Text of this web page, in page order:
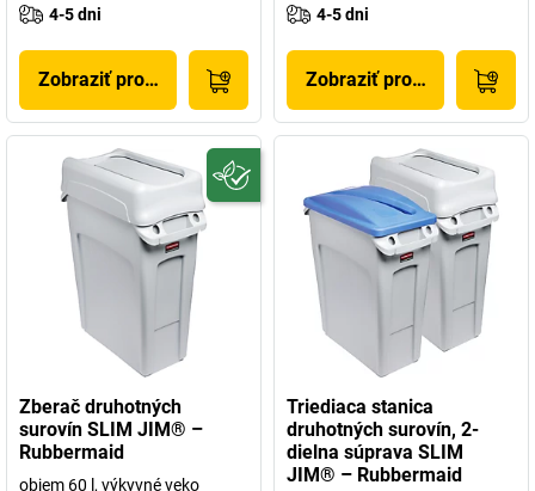
4-5 dni
Zobraziť produkt
4-5 dni
Zobraziť produkt
Zberač druhotných
surovín SLIM JIM® –
Rubbermaid
objem 60 l, výkyvné veko
Triediaca stanica
druhotných surovín, 2-
dielna súprava SLIM
JIM® – Rubbermaid